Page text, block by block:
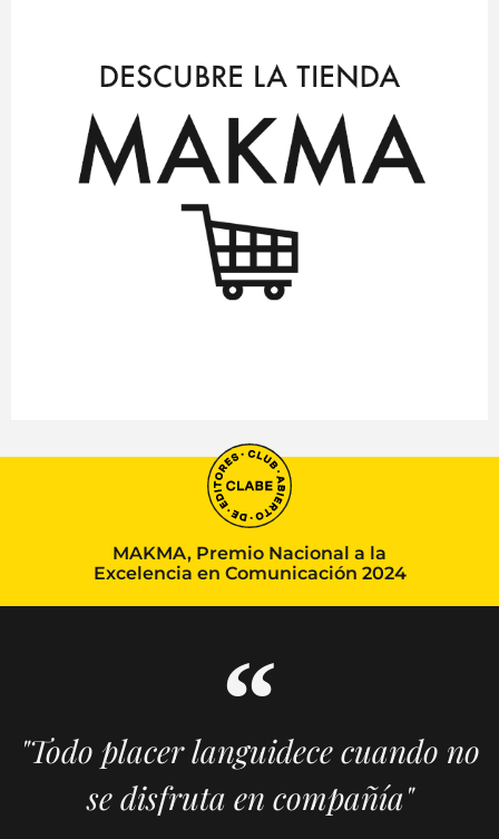
MAKMA, Premio Nacional a la
Excelencia en Comunicación 2024
"Todo placer languidece cuando no
se disfruta en compañía"